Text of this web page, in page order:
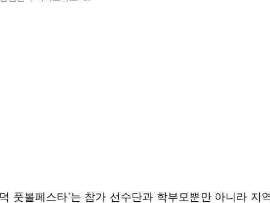
풋볼페스타’는 참가 선수단과 학부모뿐만 아니라 지